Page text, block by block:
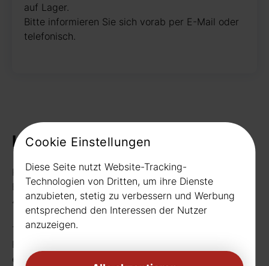
auf Lager.
Bitte informieren Sie sich vorab per E-Mail oder
telefonisch.
Kontakt
Rudat GmbH
Borussiastr. 26
44149 Dortmund
Telefon:0231 656677
Fax: 0231 656990
eMail:
Cookie Einstellungen
Diese Seite nutzt Website-Tracking-
Technologien von Dritten, um ihre Dienste
anzubieten, stetig zu verbessern und Werbung
entsprechend den Interessen der Nutzer
anzuzeigen.